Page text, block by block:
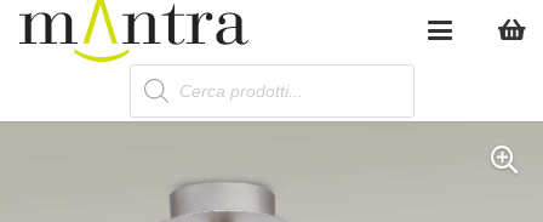
Products
search